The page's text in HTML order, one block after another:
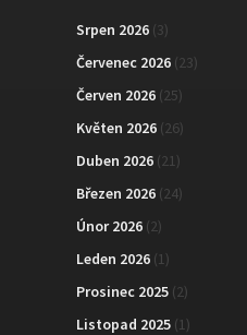
Srpen 2026 (3)
Červenec 2026 (23)
Červen 2026 (25)
Květen 2026 (26)
Duben 2026 (21)
Březen 2026 (24)
Únor 2026 (2)
Leden 2026 (1)
Prosinec 2025 (2)
Listopad 2025 (1)